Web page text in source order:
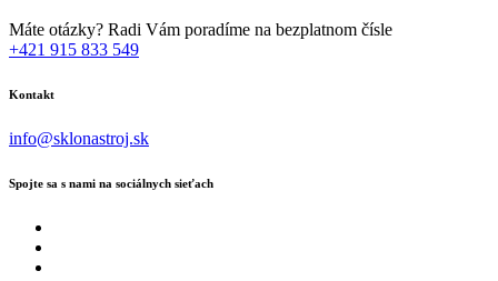
Máte otázky? Radi Vám poradíme na bezplatnom čísle
+421 915 833 549
Kontakt
info@sklonastroj.sk
Spojte sa s nami na sociálnych sieťach